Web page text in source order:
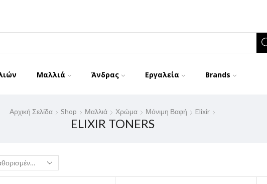
Μαλλιά Άνδρας Εργαλεία Brands
Αρχική Σελίδα Shop Μαλλιά Χρώμα Μόνιμη Βαφή Elixir
ELIXIR TONERS